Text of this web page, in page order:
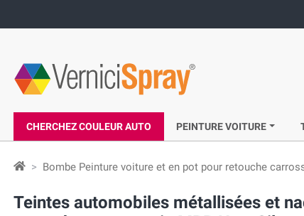
CHERCHEZ COULEUR AUTO PEINTURE VOITURE
Bombe Peinture voiture et en pot pour retouche
Teintes automobiles métallisées et